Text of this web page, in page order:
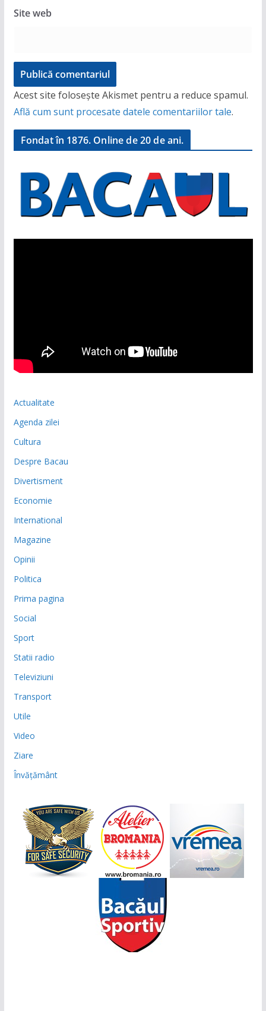
Site web
Acest site folosește Akismet pentru a reduce spamul.
Află cum sunt procesate datele comentariilor tale.
Fondat în 1876. Online de 20 de ani.
Actualitate
Agenda zilei
Cultura
Despre Bacau
Divertisment
Economie
International
Magazine
Opinii
Politica
Prima pagina
Social
Sport
Statii radio
Televiziuni
Transport
Utile
Video
Ziare
Învățământ